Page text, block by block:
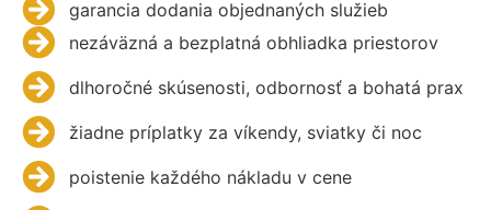
garancia dodania objednaných služieb
nezáväzná a bezplatná obhliadka priestorov
dlhoročné skúsenosti, odbornosť a bohatá prax
žiadne príplatky za víkendy, sviatky či noc
poistenie každého nákladu v cene